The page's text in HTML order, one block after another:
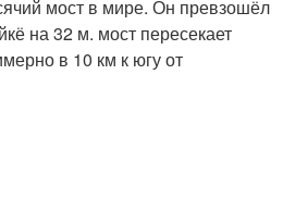
мост в мире. Он превзошёл
на 32 м. мост пересекает
в 10 км к югу от